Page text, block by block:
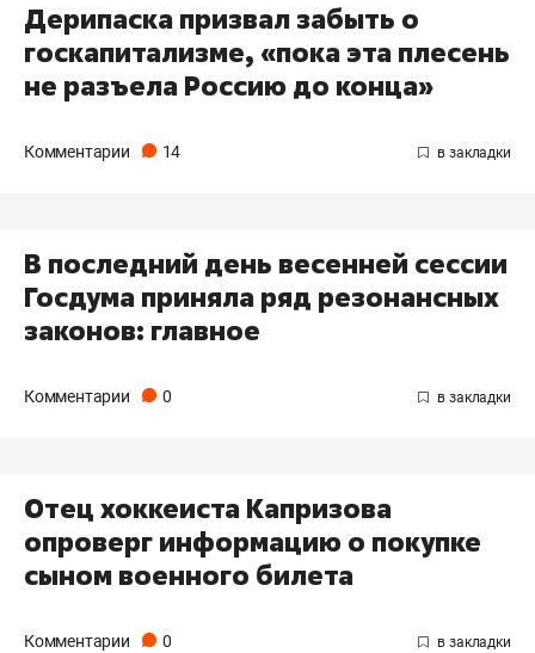
Дерипаска призвал забыть о
госкапитализме, «пока эта плесень
не разъела Россию до конца»
Комментарии 14
В последний день весенней сессии
Госдума приняла ряд резонансных
законов: главное
Комментарии 0
Отец хоккеиста Капризова
опроверг информацию о покупке
сыном военного билета
Комментарии 0